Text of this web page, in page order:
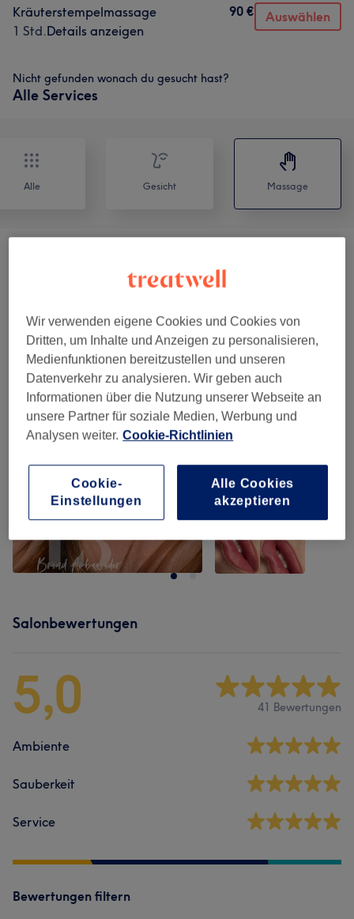
Kräuterstempelmassage
1 Std.Details anzeigen
90 € Auswählen
Nicht gefunden wonach du gesucht hast?
Alle Services
Alle Gesicht Massage
Unsere Arbeit
Bild anklicken für weitere Details
Salonbewertungen
5,0 41 Bewertungen
Ambiente
Sauberkeit
Service
Bewertungen filtern
Wir verwenden eigene Cookies und Cookies von
Dritten, um Inhalte und Anzeigen zu personalisieren,
Medienfunktionen bereitzustellen und unseren
Datenverkehr zu analysieren. Wir geben auch
Informationen über die Nutzung unserer Webseite an
unsere Partner für soziale Medien, Werbung und
Analysen weiter. Cookie-Richtlinien
Cookie-
Einstellungen
Alle Cookies
akzeptieren